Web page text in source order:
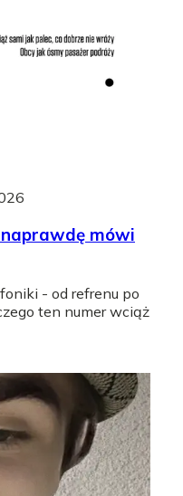
mówi
- od refrenu po
ten numer wciąż